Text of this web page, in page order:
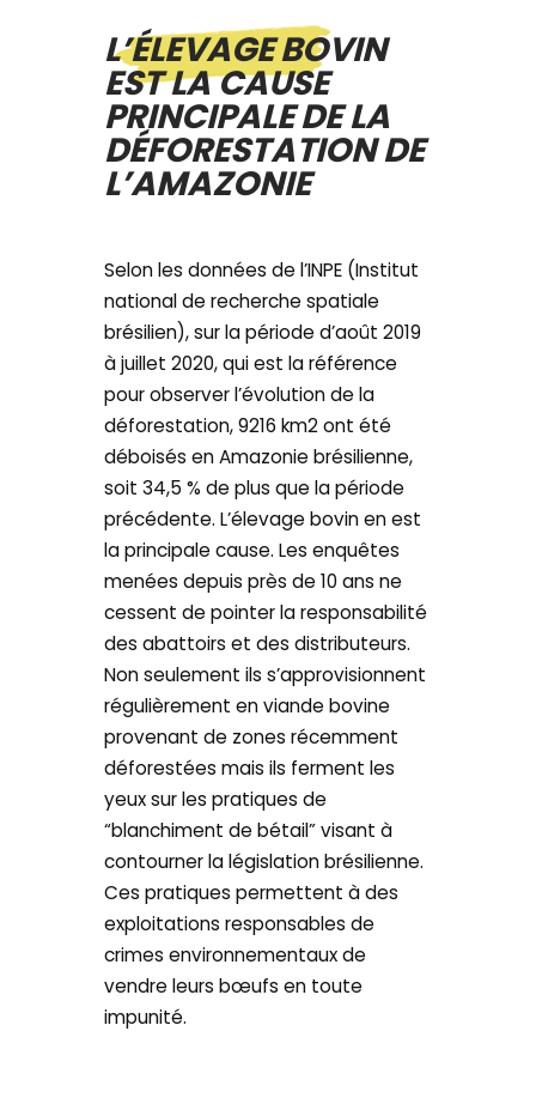
L’ÉLEVAGE BOVIN
EST LA CAUSE
PRINCIPALE DE LA
DÉFORESTATION DE
L’AMAZONIE
Selon les données de l’INPE (Institut
national de recherche spatiale
brésilien), sur la période d’août 2019
à juillet 2020, qui est la référence
pour observer l’évolution de la
déforestation, 9216 km2 ont été
déboisés en Amazonie brésilienne,
soit 34,5 % de plus que la période
précédente. L’élevage bovin en est
la principale cause. Les enquêtes
menées depuis près de 10 ans ne
cessent de pointer la responsabilité
des abattoirs et des distributeurs.
Non seulement ils s’approvisionnent
régulièrement en viande bovine
provenant de zones récemment
déforestées mais ils ferment les
yeux sur les pratiques de
“blanchiment de bétail” visant à
contourner la législation brésilienne.
Ces pratiques permettent à des
exploitations responsables de
crimes environnementaux de
vendre leurs bœufs en toute
impunité.